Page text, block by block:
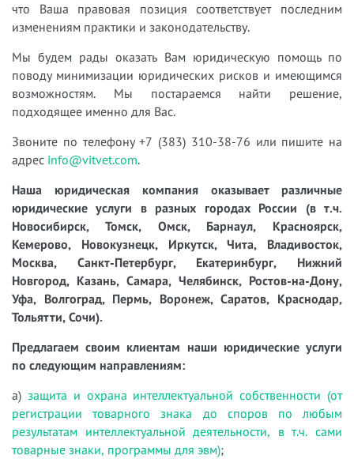
что Ваша правовая позиция соответствует последним
изменениям практики и законодательству.
Мы будем рады оказать Вам юридическую помощь по
поводу минимизации юридических рисков и имеющимся
возможностям. Мы постараемся найти решение,
подходящее именно для Вас.
Звоните по телефону +7 (383) 310-38-76 или пишите на
адрес info@vitvet.com.
Наша юридическая компания оказывает различные
юридические услуги в разных городах России (в т.ч.
Новосибирск, Томск, Омск, Барнаул, Красноярск,
Кемерово, Новокузнецк, Иркутск, Чита, Владивосток,
Москва, Санкт-Петербург, Екатеринбург, Нижний
Новгород, Казань, Самара, Челябинск, Ростов-на-Дону,
Уфа, Волгоград, Пермь, Воронеж, Саратов, Краснодар,
Тольятти, Сочи).
Предлагаем своим клиентам наши юридические услуги
по следующим направлениям:
а) защита и охрана интеллектуальной собственности (от
регистрации товарного знака до споров по любым
результатам интеллектуальной деятельности, в т.ч. сами
товарные знаки, программы для эвм);